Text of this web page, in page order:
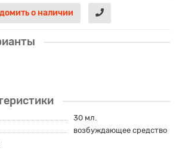
о наличии
30 мл.
возбуждающее средство